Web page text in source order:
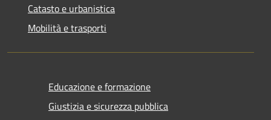
Catasto e urbanistica
Mobilità e trasporti
Educazione e formazione
Giustizia e sicurezza pubblica